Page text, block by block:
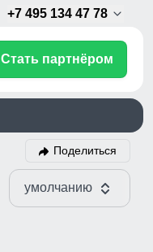
+7 495 134 47 78
Стать партнёром
Поделиться
умолчанию